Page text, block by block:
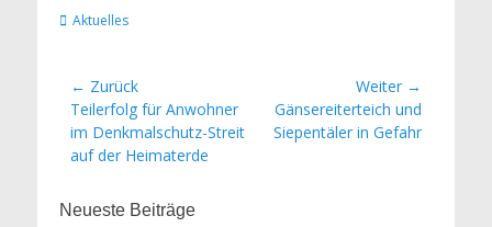
Kategorien
Aktuelles
Beitrags-
Navigation
← Zurück
Vorheriger
Beitrag:
Teilerfolg für Anwohner
im Denkmalschutz-Streit
auf der Heimaterde
Weiter →
Nächster
Beitrag:
Gänsereiterteich und
Siepentäler in Gefahr
Neueste Beiträge